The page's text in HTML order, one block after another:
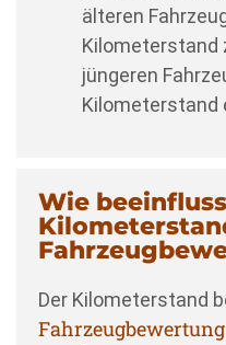
älteren
Kilometerstand
jüngeren
Kilometerstand
Wie
Der Kilometerstand
Fahrzeugbewertung